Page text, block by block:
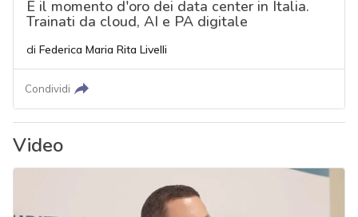
È il momento d'oro dei data center in Italia.
Trainati da cloud, AI e PA digitale
di Federica Maria Rita Livelli
Condividi
Video